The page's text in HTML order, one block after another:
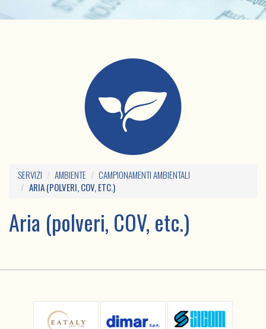
SERVIZI AMBIENTE
CAMPIONAMENTI AMBIENTALI
ARIA (POLVERI, COV, ETC.)
Aria (polveri, COV, etc.)